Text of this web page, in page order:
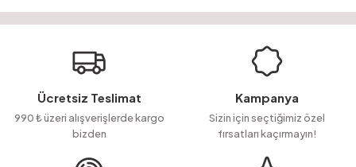
Soru Sor
Görüş ve önerileriniz için teşekkür ederiz.
Ürün resmi kalitesiz, bozuk veya görüntülenemiyor.
Ürün açıklamasında eksik bilgiler bulunuyor.
Ürün bilgilerinde hatalar bulunuyor.
Ürün fiyatı diğer sitelerden daha pahalı.
Ücretsiz Teslimat
990 ₺ üzeri alışverişlerde kargo
bizden
Kampanya
Sizin için seçtiğimiz özel
fırsatları kaçırmayın!